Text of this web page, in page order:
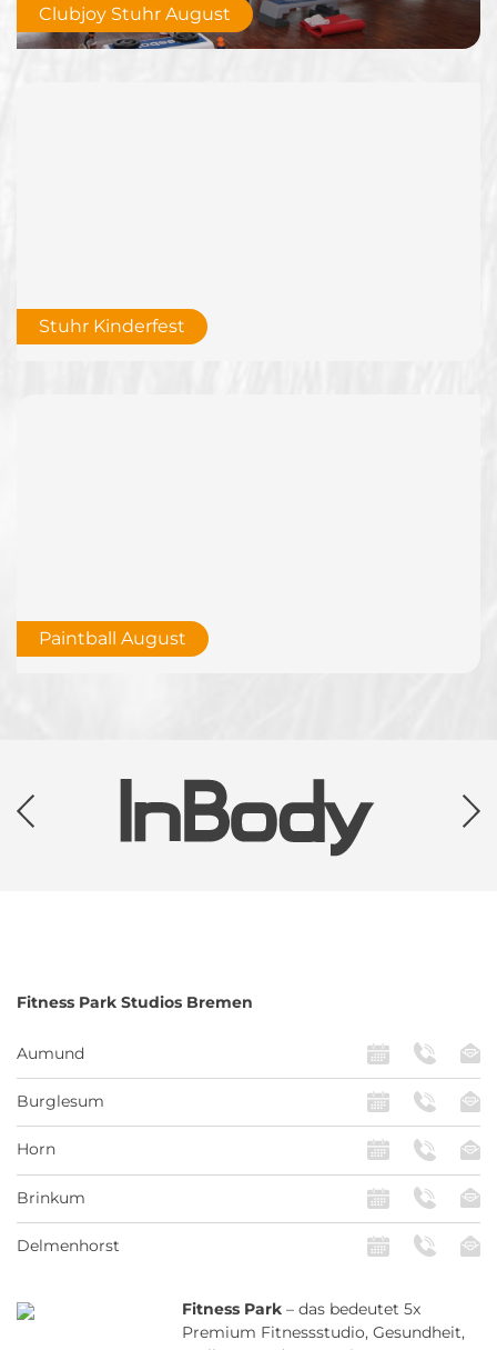
Clubjoy Stuhr August
Stuhr Kinderfest
Paintball August
Fitness Park Studios Bremen
Aumund
Burglesum
Horn
Brinkum
Delmenhorst
Fitness Park – das bedeutet 5x
Premium Fitnessstudio, Gesundheit,